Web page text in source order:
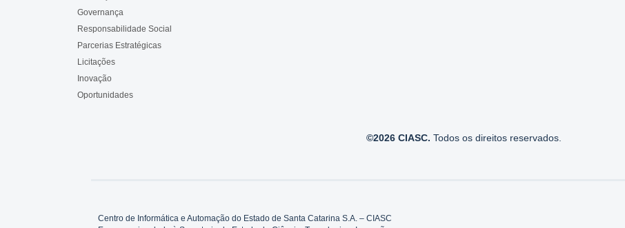
Governança
Responsabilidade Social
Parcerias Estratégicas
Licitações
Inovação
Oportunidades
©2026 CIASC. Todos os direitos reservados.
Centro de Informática e Automação do Estado de Santa Catarina S.A. – CIASC